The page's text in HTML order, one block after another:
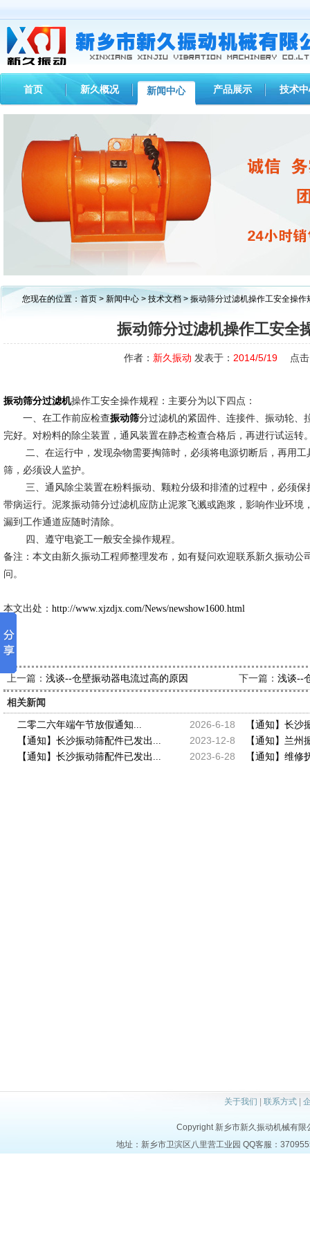
首页 新久概况 新闻中心 产品展示 技术
您现在的位置： 首页 > 新闻中心 > 技术文档 > 振动筛分过滤机操作工安全操作
振动筛分过滤机操作工安全
作者： 新久振动 发表于： 2014/5/19 点击
振动筛分过滤机操作工安全操作规程：主要分为以下四点：
一、在工作前应检查振动筛分过滤机的紧固件、连接件、振动轮、
完好。对粉料的除尘装置，通风装置在静态检查合格后，再进行试运转
二、在运行中，发现杂物需要掏筛时，必须将电源切断后，再用工
筛，必须设人监护。
三、通风除尘装置在粉料振动、颗粒分级和排渣的过程中，必须保
带病运行。泥浆振动筛分过滤机应防止泥浆飞溅或跑浆，影响作业环境
漏到工作通道应随时清除。
四、遵守电瓷工一般安全操作规程。
备注：本文由新久振动工程师整理发布，如有疑问欢迎联系新久振动公
问。
本文出处： http://www.xjzdjx.com/News/newshow1600.html
上一篇： 浅谈--仓壁振动器电流过高的原因 下一篇： 浅谈--
相关新闻
2026-6-18
二零二六年端午节放假通知... 【通知】长沙
2023-12-8
【通知】长沙振动筛配件已发出... 【通知】兰州
2023-6-28
【通知】长沙振动筛配件已发出... 【通知】维修
关于我们 | 联系方式|
Copyright 新乡市新久振动机械有
地址：新乡市卫滨区八里营工业园 QQ客服：